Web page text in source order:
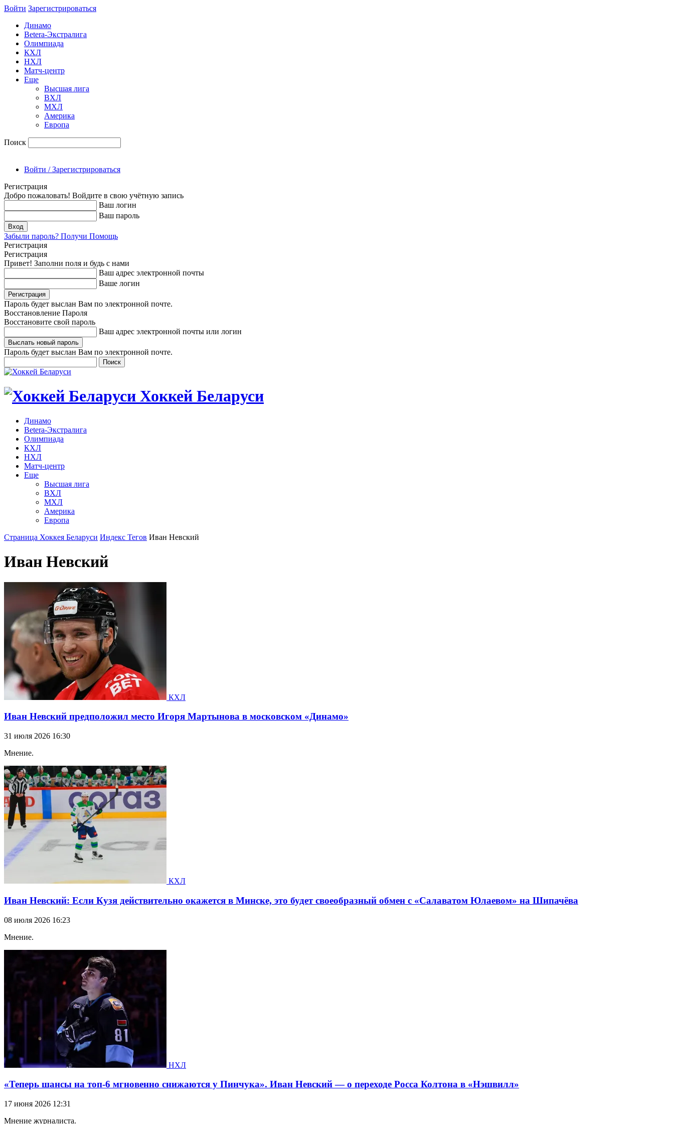
Войти Зарегиcтрироваться
Динамо
Betera-Экстралига
Олимпиада
КХЛ
НХЛ
Матч-центр
Еще
Высшая лига
ВХЛ
МХЛ
Америка
Европа
Поиск
Войти / Зарегистрироваться
Регистрация
Добро пожаловать! Войдите в свою учётную запись
Ваш логин
Ваш пароль
Забыли пароль? Получи Помощь
Регистрация
Регистрация
Привет! Заполни поля и будь с нами
Ваш адрес электронной почты
Ваше логин
Пароль будет выслан Вам по электронной почте.
Восстановление Пароля
Восстановите свой пароль
Ваш адрес электронной почты или логин
Пароль будет выслан Вам по электронной почте.
Хоккей Беларуси
Динамо
Betera-Экстралига
Олимпиада
КХЛ
НХЛ
Матч-центр
Еще
Высшая лига
ВХЛ
МХЛ
Америка
Европа
Страница Хоккея Беларуси Индекс Тегов Иван Невский
Иван Невский
КХЛ
Иван Невский предположил место Игоря Мартынова в московском «Динамо»
31 июля 2026 16:30
Мнение.
КХЛ
Иван Невский: Если Кузя действительно окажется в Минске, это будет своеобразный обмен с «Салаватом Юлаевом» на Шипачёва
08 июля 2026 16:23
Мнение.
НХЛ
«Теперь шансы на топ-6 мгновенно снижаются у Пинчука». Иван Невский — о переходе Росса Колтона в «Нэшвилл»
17 июня 2026 12:31
Мнение журналиста.